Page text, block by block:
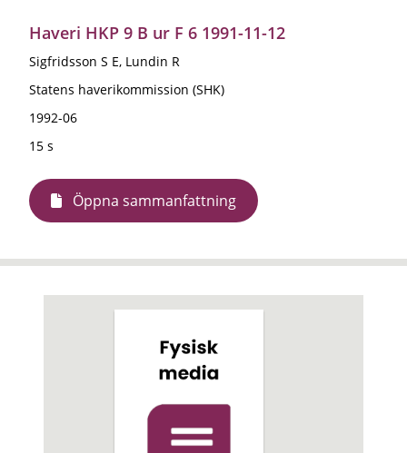
Haveri HKP 9 B ur F 6 1991-11-12
Sigfridsson S E, Lundin R
Statens haverikommission (SHK)
1992-06
15 s
Öppna sammanfattning